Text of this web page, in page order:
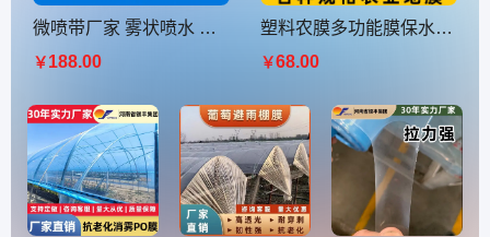
微喷带厂家 雾状喷水 抗压耐老化 灌溉用具 节水省工 膜下滴灌 支持定制
￥188.00
塑料农膜多功能膜保水保肥防病虫保苗除草 黑加白银黑地膜
￥68.00